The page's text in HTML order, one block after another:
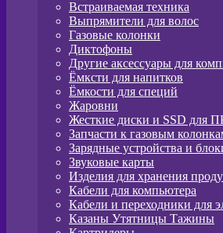
Встраиваемая техника
Выпрямители для волос
Газовые колонки
Диктофоны
Другие аксессуары для
Ёмксти для напитков
Ёмкости для специй
Жаровни
Жесткие диски и SSD для
Запчасти к газовым
Зарядные устройства и
Звуковые карты
Изделия для хранения
Кабели для компьютера
Кабели и переходники для
Казаны Утятницы Тажины